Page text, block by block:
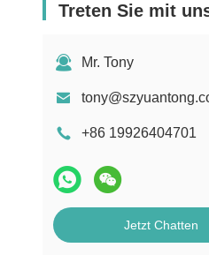
Treten Sie mit uns in
Mr. Tony
+86 19926404701
Jetzt Chatten